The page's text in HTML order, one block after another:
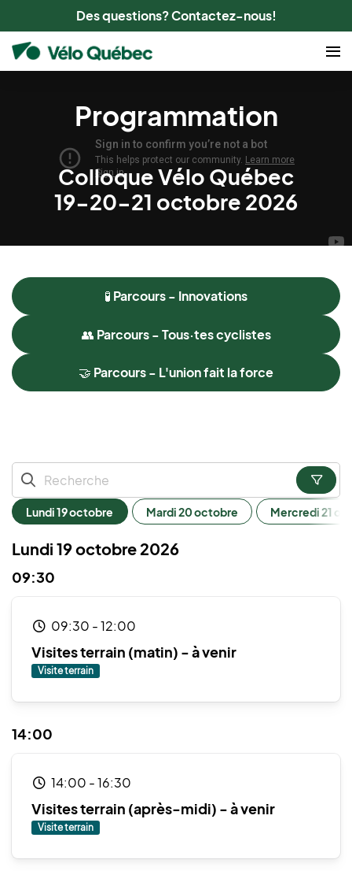
Des questions? Contactez-nous!
Programmation
Colloque Vélo Québec
19-20-21 octobre 2026
🧪 Parcours - Innovations
👥 Parcours - Tous·tes cyclistes
🤝 Parcours - L'union fait la force
lundi 19 octobre mardi 20 octobre mercredi 21
Lundi 19 octobre 2026
09:30
09:30 -12:00
Visites terrain (matin) - à venir
Visite terrain
14:00
14:00 -16:30
Visites terrain (après-midi) - à venir
Visite terrain